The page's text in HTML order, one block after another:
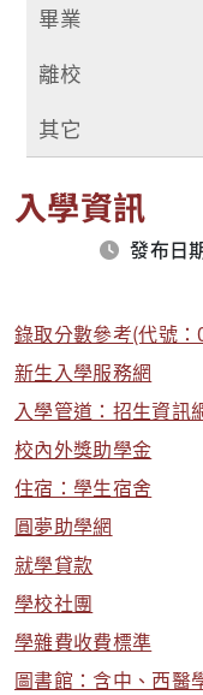
畢業
離校
其它
入學資訊
發布日
錄取分數參考(代號：
新生入學服務網
入學管道：招生資訊
校內外獎助學金
住宿：學生宿舍
圓夢助學網
就學貸款
學校社團
學雜費收費標準
圖書館：含中、西醫